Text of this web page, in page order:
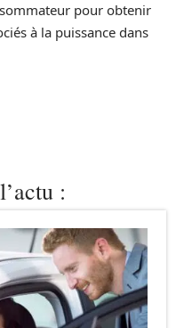
pour obtenir
à la puissance dans
: